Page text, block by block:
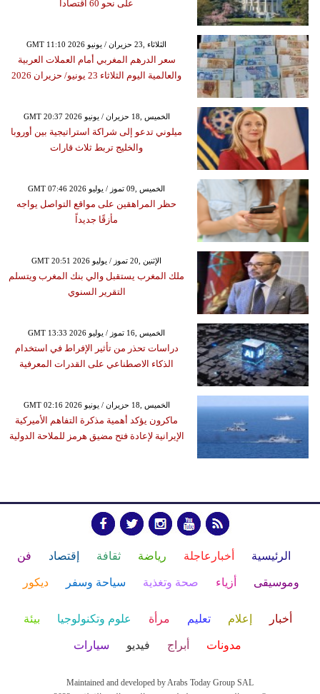
على نحو 60 اقتصاداً
GMT 11:10 2026 الثلاثاء ,23 حزيران / يونيو
سعر الدرهم المغربي أمام العملات العربية
والعالمية اليوم الثلاثاء 23 يونيو/ حزيران 2026
GMT 20:37 2026 الخميس ,18 حزيران / يونيو
ميلوني تدعو إلى شراكة استراتيجية بين أوروبا
والخليج تربط ثلاث قارات
GMT 07:46 2026 الخميس ,09 تموز / يوليو
حظر المراهقين على مواقع التواصل يواجه
مأزقًا جديداً
GMT 20:51 2026 الإثنين ,20 تموز / يوليو
ملك المغرب يستقبل والي بنك المغرب ويتسلم
التقرير السنوي
GMT 13:33 2026 الخميس ,16 تموز / يوليو
دراسات تحذر من تأثير الإفراط في استخدام
الذكاء الاصطناعي على القدرات المعرفية
GMT 02:16 2026 الخميس ,18 حزيران / يونيو
ماكرون يؤكد أهمية مذكرة التفاهم الأميركية
الإيرانية لإعادة فتح مضيق هرمز للملاحة الدولية
الرئيسية أخبارعاجلة رياضة ثقافة إقتصاد فن
وموسيقى أزياء صحة وتغذية سياحة وسفر ديكور
أخبار إعلام تعليم مرأة علوم وتكنولوجيا بيئة
مدونات أبراج فيديو سيارات
Maintained and developed by Arabs Today Group SAL